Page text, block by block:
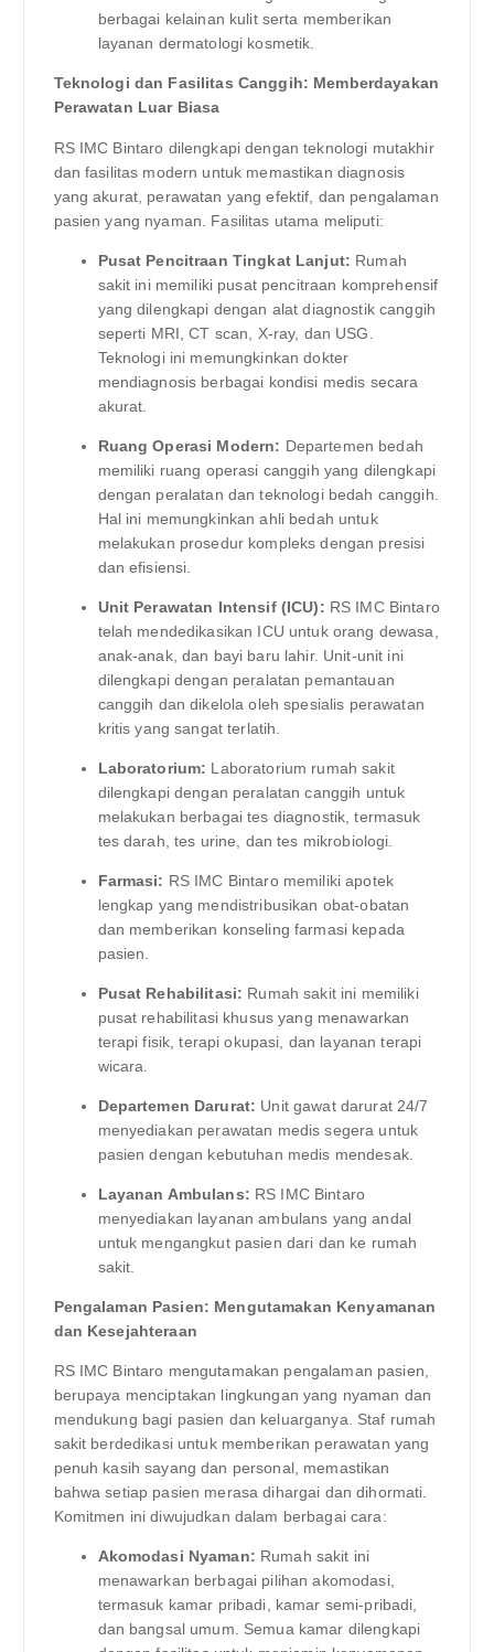
berbagai kelainan kulit serta memberikan
layanan dermatologi kosmetik.
Teknologi dan Fasilitas Canggih: Memberdayakan
Perawatan Luar Biasa
RS IMC Bintaro dilengkapi dengan teknologi mutakhir
dan fasilitas modern untuk memastikan diagnosis
yang akurat, perawatan yang efektif, dan pengalaman
pasien yang nyaman. Fasilitas utama meliputi:
Pusat Pencitraan Tingkat Lanjut: Rumah
sakit ini memiliki pusat pencitraan komprehensif
yang dilengkapi dengan alat diagnostik canggih
seperti MRI, CT scan, X-ray, dan USG.
Teknologi ini memungkinkan dokter
mendiagnosis berbagai kondisi medis secara
akurat.
Ruang Operasi Modern: Departemen bedah
memiliki ruang operasi canggih yang dilengkapi
dengan peralatan dan teknologi bedah canggih.
Hal ini memungkinkan ahli bedah untuk
melakukan prosedur kompleks dengan presisi
dan efisiensi.
Unit Perawatan Intensif (ICU): RS IMC Bintaro
telah mendedikasikan ICU untuk orang dewasa,
anak-anak, dan bayi baru lahir. Unit-unit ini
dilengkapi dengan peralatan pemantauan
canggih dan dikelola oleh spesialis perawatan
kritis yang sangat terlatih.
Laboratorium: Laboratorium rumah sakit
dilengkapi dengan peralatan canggih untuk
melakukan berbagai tes diagnostik, termasuk
tes darah, tes urine, dan tes mikrobiologi.
Farmasi: RS IMC Bintaro memiliki apotek
lengkap yang mendistribusikan obat-obatan
dan memberikan konseling farmasi kepada
pasien.
Pusat Rehabilitasi: Rumah sakit ini memiliki
pusat rehabilitasi khusus yang menawarkan
terapi fisik, terapi okupasi, dan layanan terapi
wicara.
Departemen Darurat: Unit gawat darurat 24/7
menyediakan perawatan medis segera untuk
pasien dengan kebutuhan medis mendesak.
Layanan Ambulans: RS IMC Bintaro
menyediakan layanan ambulans yang andal
untuk mengangkut pasien dari dan ke rumah
sakit.
Pengalaman Pasien: Mengutamakan Kenyamanan
dan Kesejahteraan
RS IMC Bintaro mengutamakan pengalaman pasien,
berupaya menciptakan lingkungan yang nyaman dan
mendukung bagi pasien dan keluarganya. Staf rumah
sakit berdedikasi untuk memberikan perawatan yang
penuh kasih sayang dan personal, memastikan
bahwa setiap pasien merasa dihargai dan dihormati.
Komitmen ini diwujudkan dalam berbagai cara:
Akomodasi Nyaman: Rumah sakit ini
menawarkan berbagai pilihan akomodasi,
termasuk kamar pribadi, kamar semi-pribadi,
dan bangsal umum. Semua kamar dilengkapi